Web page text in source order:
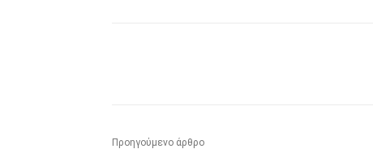
Προηγούμενο άρθρο